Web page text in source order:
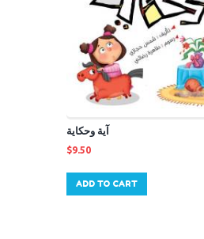
آية وحكاية
$9.50
ADD TO CART